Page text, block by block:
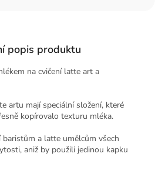
popis produktu
na cvičení latte art a
artu mají speciální složení, které
kopírovalo texturu mléka.
a latte umělcům všech
aniž by použili jedinou kapku